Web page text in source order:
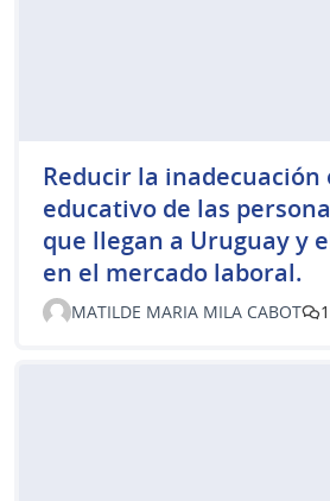
Reducir la
educativo de las
que llegan a Uruguay y
en el mercado laboral.
MATILDE MARIA MILA CABOT 1